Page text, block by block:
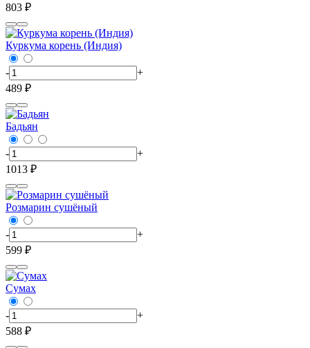
803 ₽
Куркума корень (Индия)
-
+
489 ₽
Бадьян
-
+
1013 ₽
Розмарин сушёный
-
+
599 ₽
Сумах
-
+
588 ₽